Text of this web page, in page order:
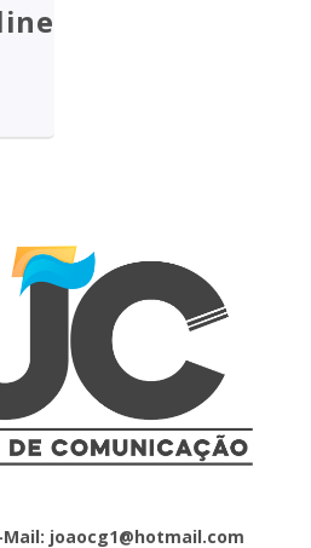
Mail: joaocg1@hotmail.com